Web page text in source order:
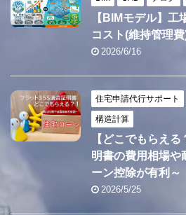
【BIMモデル】工
コスト(維持管理
2026/6/16
住宅申請代行サポート
構造計算
【どこでもらえ
明書の費用相場や
ーン控除が有利～
2026/5/25